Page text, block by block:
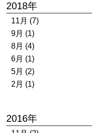
2018年
11月 (7)
9月 (1)
8月 (4)
6月 (1)
5月 (2)
2月 (1)
2016年